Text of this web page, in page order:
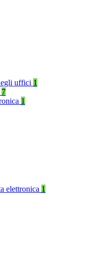
uffici 1
7
1
elettronica 1